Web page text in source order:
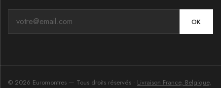
OK
© 2026 Euromontres — Tous droits réservés · Livraison France, Belgique,